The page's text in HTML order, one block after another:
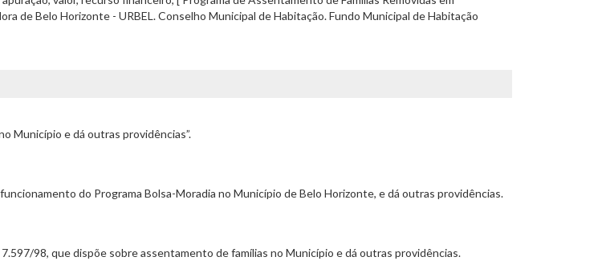
de Belo Horizonte - URBEL. Conselho Municipal de Habitação. Fundo Municipal de Habitação
Município e dá outras providências”.
do Programa Bolsa-Moradia no Município de Belo Horizonte, e dá outras providências.
7.597/98, que dispõe sobre assentamento de famílias no Município e dá outras providências.